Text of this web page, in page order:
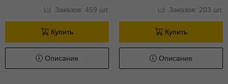
Заказов: 459 шт.
Купить
Описание
Заказов: 203 шт.
Купить
Описание